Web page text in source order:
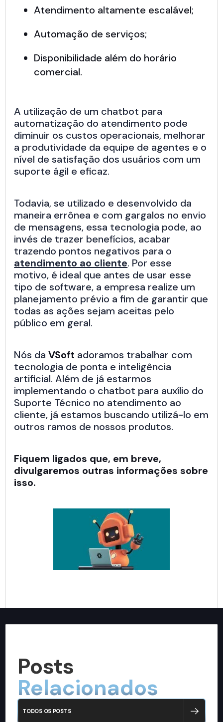
Atendimento altamente escalável;
Automação de serviços;
Disponibilidade além do horário
comercial.
A utilização de um chatbot para
automatização do atendimento pode
diminuir os custos operacionais, melhorar
a produtividade da equipe de agentes e o
nível de satisfação dos usuários com um
suporte ágil e eficaz.
Todavia, se utilizado e desenvolvido da
maneira errônea e com gargalos no envio
de mensagens, essa tecnologia pode, ao
invés de trazer benefícios, acabar
trazendo pontos negativos para o
atendimento ao cliente. Por esse
motivo, é ideal que antes de usar esse
tipo de software, a empresa realize um
planejamento prévio a fim de garantir que
todas as ações sejam aceitas pelo
público em geral.
Nós daVSoft adoramos trabalhar com
tecnologia de ponta e inteligência
artificial. Além de já estarmos
implementando o chatbot para auxílio do
Suporte Técnico no atendimento ao
cliente, já estamos buscando utilizá-lo em
outros ramos de nossos produtos.
Fiquem ligados que, em breve,
divulgaremos outras informações sobre
isso.
Posts
Relacionados
TODOS OS POSTS